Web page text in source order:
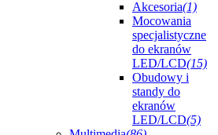
Akcesoria(1)
Mocowania
specjalistyczne
do ekranów
LED/LCD(15)
Obudowy i
standy do
ekranów
LED/LCD(5)